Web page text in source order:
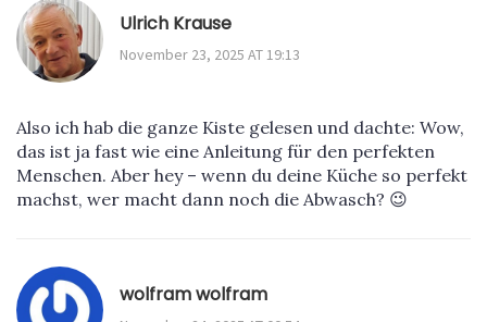
Ulrich Krause
November 23, 2025 AT 19:13
Also ich hab die ganze Kiste gelesen und dachte: Wow,
das ist ja fast wie eine Anleitung für den perfekten
Menschen. Aber hey – wenn du deine Küche so perfekt
machst, wer macht dann noch die Abwasch? 😉
wolfram wolfram